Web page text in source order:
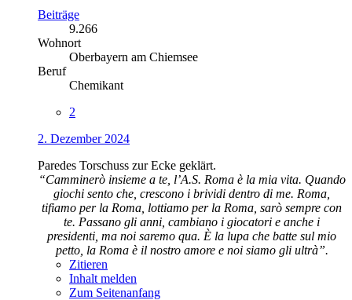
Beiträge
9.266
Wohnort
Oberbayern am Chiemsee
Beruf
Chemikant
2
2. Dezember 2024
Paredes Torschuss zur Ecke geklärt.
“Camminerò insieme a te, l’A.S. Roma è la mia vita. Quando
giochi sento che, crescono i brividi dentro di me. Roma,
tifiamo per la Roma, lottiamo per la Roma, sarò sempre con
te. Passano gli anni, cambiano i giocatori e anche i
presidenti, ma noi saremo qua. È la lupa che batte sul mio
petto, la Roma è il nostro amore e noi siamo gli ultrà”.
Zitieren
Inhalt melden
Zum Seitenanfang